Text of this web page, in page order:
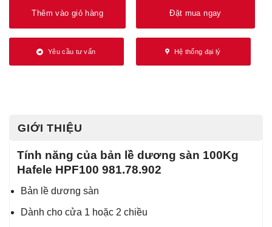
Thêm vào giỏ hàng Đặt mua ngay
Yêu cầu tư vấn Hệ thống đại lý
GIỚI THIỆU
Tính năng của bản lề dương sàn 100Kg
Hafele HPF100 981.78.902
Bản lề dương sàn
Dành cho cửa 1 hoặc 2 chiều